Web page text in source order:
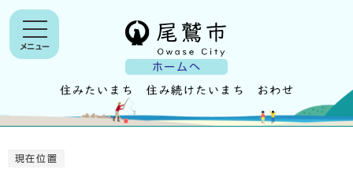
ホームへ
メニュー
現在位置